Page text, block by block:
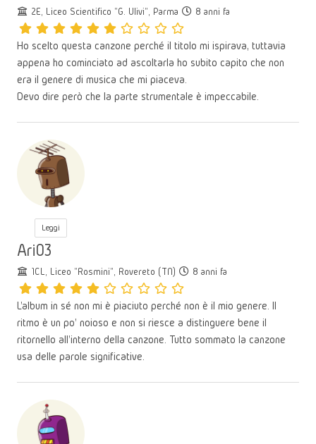
2E, Liceo Scientifico "G. Ulivi", Parma 8 anni fa
Ho scelto questa canzone perché il titolo mi ispirava, tuttavia
appena ho cominciato ad ascoltarla ho subito capito che non
era il genere di musica che mi piaceva.
Devo dire però che la parte strumentale è impeccabile.
Leggi
Ari03
1CL, Liceo "Rosmini", Rovereto (TN) 8 anni fa
L'album in sé non mi è piaciuto perché non è il mio genere. Il
ritmo è un po' noioso e non si riesce a distinguere bene il
ritornello all'interno della canzone. Tutto sommato la canzone
usa delle parole significative.